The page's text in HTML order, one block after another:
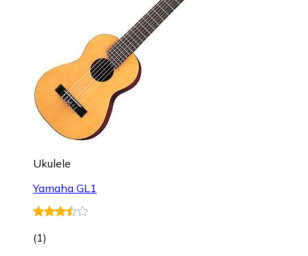
Ukulele
Yamaha GL1
(1)